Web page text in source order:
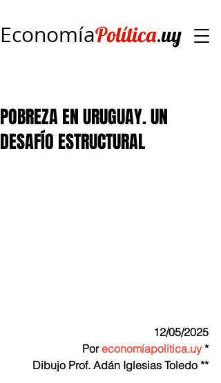
EconomíaPolítica.uy
POBREZA EN URUGUAY. UN
DESAFÍO ESTRUCTURAL
12/05/2025
Por economíapolitica.uy *
Dibujo Prof. Adán Iglesias Toledo **